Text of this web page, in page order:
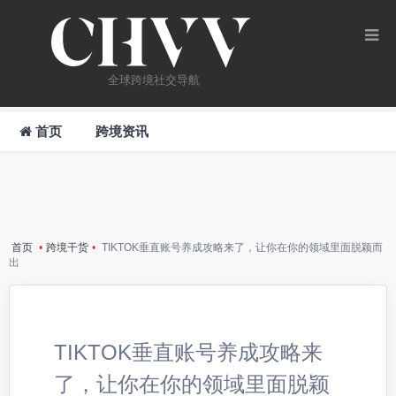
全球跨境社交导航
首页 跨境资讯
首页 • 跨境干货 • TIKTOK垂直账号养成攻略来了，让你在你的领域里面脱颖而
出
TIKTOK垂直账号养成攻略来
了，让你在你的领域里面脱颖